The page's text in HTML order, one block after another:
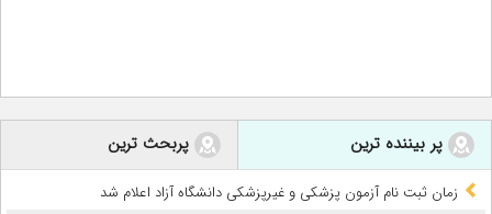
پر بیننده ترین پربحث ترین
زمان ثبت نام آزمون پزشکی و غیرپزشکی دانشگاه آزاد اعلام شد